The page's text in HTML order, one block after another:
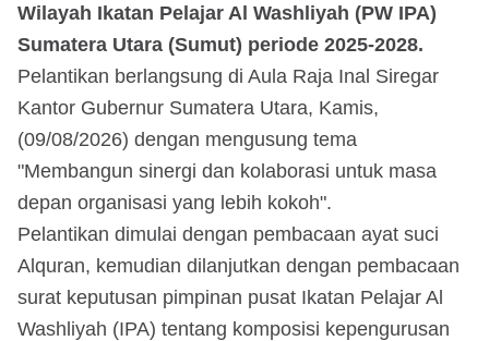
Wilayah Ikatan Pelajar Al Washliyah (PW IPA)
Sumatera Utara (Sumut) periode 2025-2028.
Pelantikan berlangsung di Aula Raja Inal Siregar
Kantor Gubernur Sumatera Utara, Kamis,
(09/08/2026) dengan mengusung tema
"Membangun sinergi dan kolaborasi untuk masa
depan organisasi yang lebih kokoh".
Pelantikan dimulai dengan pembacaan ayat suci
Alquran, kemudian dilanjutkan dengan pembacaan
surat keputusan pimpinan pusat Ikatan Pelajar Al
Washliyah (IPA) tentang komposisi kepengurusan